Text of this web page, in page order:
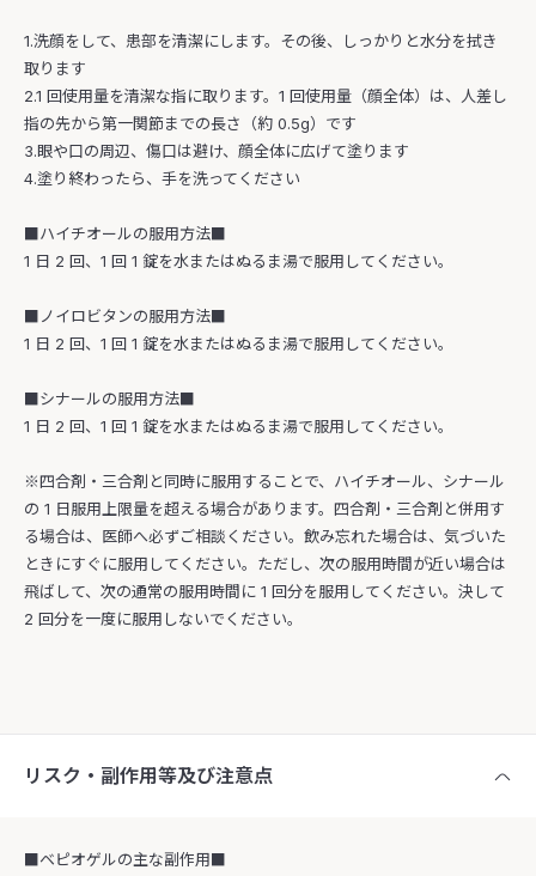
1.洗顔をして、患部を清潔にします。その後、しっかりと水分を拭き
取ります
2.1 回使用量を清潔な指に取ります。1 回使用量（顔全体）は、人差し
指の先から第一関節までの長さ（約 0.5g）です
3.眼や口の周辺、傷口は避け、顔全体に広げて塗ります
4.塗り終わったら、手を洗ってください
■ハイチオールの服用方法■
1 日 2 回、1 回 1 錠を水またはぬるま湯で服用してください。
■ノイロビタンの服用方法■
1 日 2 回、1 回 1 錠を水またはぬるま湯で服用してください。
■シナールの服用方法■
1 日 2 回、1 回 1 錠を水またはぬるま湯で服用してください。
※四合剤・三合剤と同時に服用することで、ハイチオール、シナール
の 1 日服用上限量を超える場合があります。四合剤・三合剤と併用す
る場合は、医師へ必ずご相談ください。飲み忘れた場合は、気づいた
ときにすぐに服用してください。ただし、次の服用時間が近い場合は
飛ばして、次の通常の服用時間に 1 回分を服用してください。決して
2 回分を一度に服用しないでください。
リスク・副作用等及び注意点
■ベピオゲルの主な副作用■